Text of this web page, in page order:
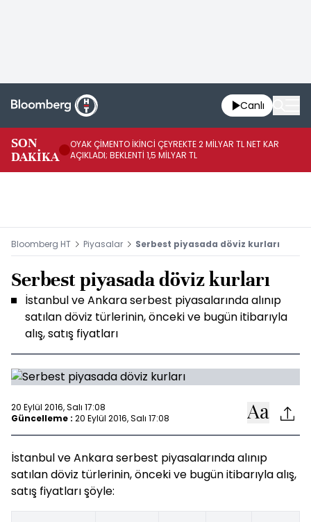
Canlı
SON
DAKİKA
OYAK ÇİMENTO İKİNCİ ÇEYREKTE 2 MİLYAR TL NET KAR
AÇIKLADI; BEKLENTİ 1,5 MİLYAR TL
Bloomberg HT Piyasalar Serbest piyasada döviz kurları
Serbest piyasada döviz kurları
İstanbul ve Ankara serbest piyasalarında alınıp
satılan döviz türlerinin, önceki ve bugün itibarıyla
alış, satış fiyatları
20 Eylül 2016, Salı 17:08
Güncelleme : 20 Eylül 2016, Salı 17:08
İstanbul ve Ankara serbest piyasalarında alınıp
satılan döviz türlerinin, önceki ve bugün itibarıyla alış,
satış fiyatları şöyle: